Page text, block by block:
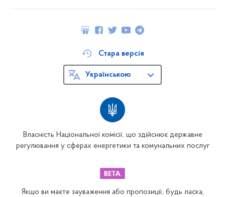
Власність Національної комісії, що здійснює державне
регулювання у сферах енергетики та комунальних послуг
Стара версія
Українською
Якщо ви маєте зауваження або пропозиції, будь ласка,